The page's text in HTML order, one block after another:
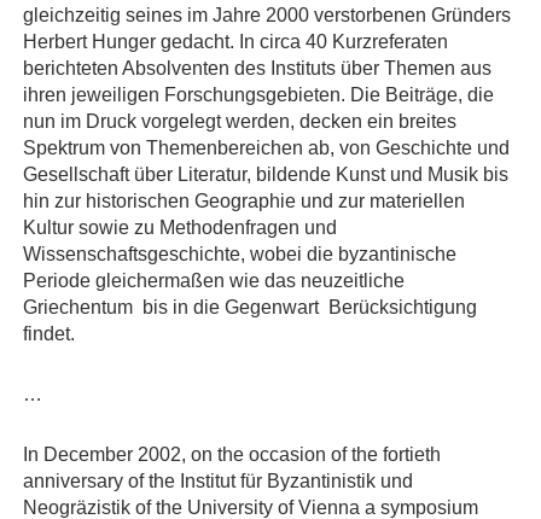
gleichzeitig seines im Jahre 2000 verstorbenen Gründers
Herbert Hunger gedacht. In circa 40 Kurzreferaten
berichteten Absolventen des Instituts über Themen aus
ihren jeweiligen Forschungsgebieten. Die Beiträge, die
nun im Druck vorgelegt werden, decken ein breites
Spektrum von Themenbereichen ab, von Geschichte und
Gesellschaft über Literatur, bildende Kunst und Musik bis
hin zur historischen Geographie und zur materiellen
Kultur sowie zu Methodenfragen und
Wissenschaftsgeschichte, wobei die byzantinische
Periode gleichermaßen wie das neuzeitliche
Griechentum  bis in die Gegenwart  Berücksichtigung
findet.
…
In December 2002, on the occasion of the fortieth
anniversary of the Institut für Byzantinistik und
Neogräzistik of the University of Vienna a symposium